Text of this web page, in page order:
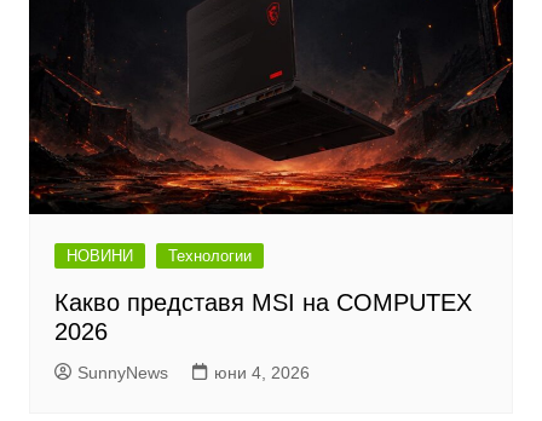
НОВИНИ Технологии
Какво представя MSI на COMPUTEX
2026
SunnyNews юни 4, 2026